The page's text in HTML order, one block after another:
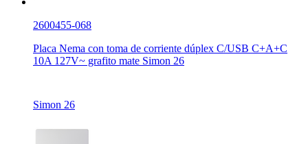
2600455-068
Placa Nema con toma de corriente dúplex C/USB C+A+C
10A 127V~ grafito mate Simon 26
Simon 26